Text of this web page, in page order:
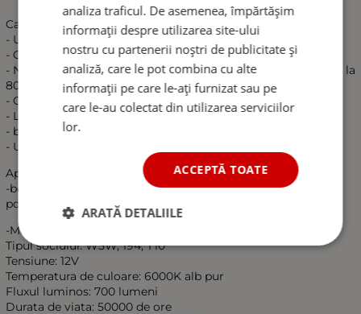
Caracteristici:
- Utilizeaza led cip 5050 de mare putere
- CanBus fara eroare de bec ars!
- Noua tehnologie LED reduce consumul de energie cu 40% la
80%.
- Conductivitate termica ridicata, aspect placut.
- Luminozitate activa in microsecunde, raspuns rapid.
- becurile LED au o durata medie de viata de 50.000 de ore.
- Usor de instalat
Aplicabil:
-becuri pozitie, becuri interior auto (plafoniere, parasolar,
portbagaj, torpedo)
-Modelul Chip: 6X 5050 SMD
Tipul soclului: W5W, 194, T10
Tensiune: 12V
Temperatura de culoare: 6000K alb pur
Fluxul luminos: 700 lumeni
Durata de viata: 50000 de ore
analiza traficul. De asemenea, împărtășim
informații despre utilizarea site-ului
nostru cu partenerii noștri de publicitate și
analiză, care le pot combina cu alte
informații pe care le-ați furnizat sau pe
care le-au colectat din utilizarea serviciilor
lor.
ACCEPTĂ TOATE
ARATĂ DETALIILE